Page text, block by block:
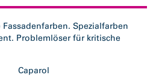
Spezialfarben
Problemlöser für kritische
Caparol